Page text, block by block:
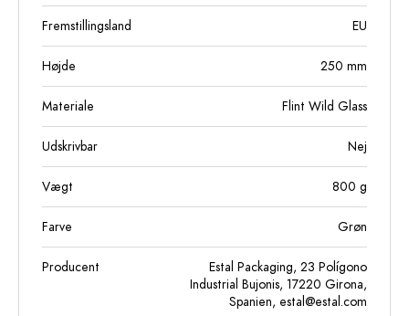
Fremstillingsland EU
Højde 250 mm
Materiale Flint Wild Glass
Udskrivbar Nej
Vægt 800 g
Farve Grøn
Producent
Estal Packaging, 23 Polígono
Industrial Bujonis, 17220 Girona,
Spanien, estal@estal.com